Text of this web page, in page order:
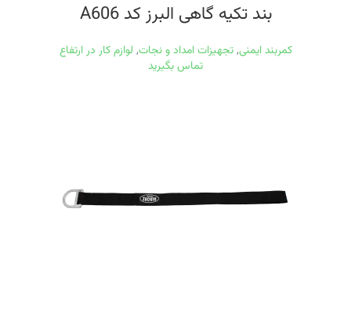
بند تکیه گاهی البرز کد A606
کمربند ایمنی, تجهیزات امداد و نجات, لوازم کار در ارتفاع
تماس بگیرید